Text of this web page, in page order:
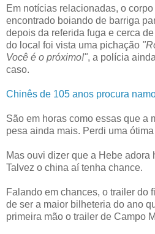
Em notícias relacionadas, o
encontrado boiando de barriga
depois da referida fuga e cerca
do local foi vista uma pichação
Você é o próximo!", a polícia
caso.
Chinês de 105 anos procura
São em horas como essas que a
pesa ainda mais. Perdi uma
Mas ouvi dizer que a Hebe adora
Talvez o china aí tenha chance.
Falando em chances, o trailer do
de ser a maior bilheteria do ano
primeira mão o trailer de Campo